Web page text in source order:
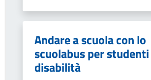
Andare a scuola con lo
scuolabus per
disabilità